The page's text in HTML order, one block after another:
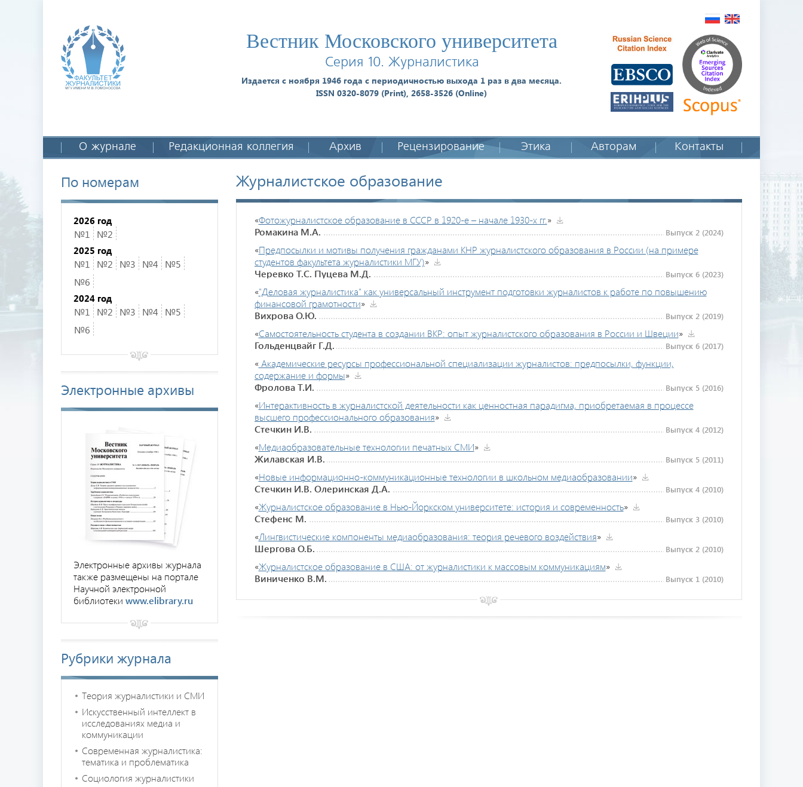
Вестник Московского университета
Серия 10. Журналистика
Издается с ноября 1946 года с периодичностью выхода 1 раз в два месяца.
ISSN 0320-8079 (Print), 2658-3526 (Online)
О журнале Редакционная коллегия Архив Рецензирование Этика Авторам Контакты
По номерам
2026 год
№1 №2
2025 год
№1 №2 №3 №4
№5
№6
2024 год
№1 №2 №3 №4
№5
№6
Электронные архивы
Электронные архивы журнала
также размещены на портале
Научной электронной
библиотеки www.elibrary.ru
Рубрики журнала
Теория журналистики и СМИ
Искусственный интеллект в
исследованиях медиа и
коммуникации
Современная журналистика:
тематика и проблематика
Социология журналистики
Журналистское образование
«Фотожурналистское образование в СССР в 1920-е – начале 1930-х гг.»
Ромакина М.А.
Выпуск 2 (2024)
«Предпосылки и мотивы получения гражданами КНР журналистского образования в России (на примере
студентов факультета журналистики МГУ)»
Черевко Т.С. Пуцева М.Д.
Выпуск 6 (2023)
«"Деловая журналистика" как универсальный инструмент подготовки журналистов к работе по повышению
финансовой грамотности»
Вихрова О.Ю.
Выпуск 2 (2019)
«Самостоятельность студента в создании ВКР: опыт журналистского образования в России и Швеции»
Гольденцвайг Г.Д.
Выпуск 6 (2017)
«Академические ресурсы профессиональной специализации журналистов: предпосылки, функции,
содержание и формы»
Фролова Т.И.
Выпуск 5 (2016)
«Интерактивность в журналистской деятельности как ценностная парадигма, приобретаемая в процессе
высшего профессионального образования»
Стечкин И.В.
Выпуск 4 (2012)
«Медиаобразовательные технологии печатных СМИ»
Жилавская И.В.
Выпуск 5 (2011)
«Новые информационно-коммуникационные технологии в школьном медиаобразовании»
Стечкин И.В. Олеринская Д.А.
Выпуск 4 (2010)
«Журналистское образование в Нью-Йоркском университете: история и современность»
Стефенс М.
Выпуск 3 (2010)
«Лингвистические компоненты медиаобразования: теория речевого воздействия»
Шергова О.Б.
Выпуск 2 (2010)
«Журналистское образование в США: от журналистики к массовым коммуникациям»
Виниченко В.М.
Выпуск 1 (2010)